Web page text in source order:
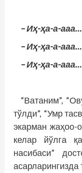
– Иҳ-ҳа-а-ааа…
– Иҳ-ҳа-а-ааа…
– Иҳ-ҳа-а-ааа…
“Ватаним”,
тўлди”, “Умр
экарман жаҳоо-
келар йўлга
насибаси”